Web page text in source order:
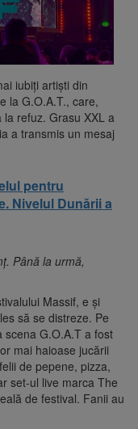
iubiți artiști din
la G.O.A.T., care,
refuz. Grasu XXL a
a transmis un mesaj
pentru
Nivelul Dunării a
Până la urmă,
Massif, e și
să se distreze. Pe
scena G.O.A.T a fost
mai haioase jucării
de pepene, pizza,
set-ul live marca The
de festival. Fanii au